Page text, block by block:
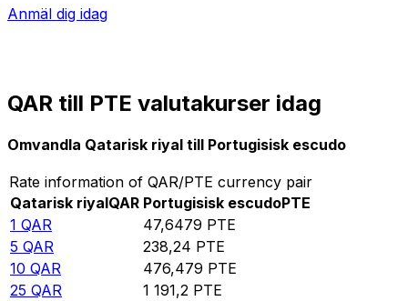
Anmäl dig idag
QAR till PTE valutakurser idag
Omvandla Qatarisk riyal till Portugisisk escudo
Rate information of QAR/PTE currency pair
Qatarisk riyalQAR Portugisisk escudoPTE
1 QAR 47,6479 PTE
5 QAR 238,24 PTE
10 QAR 476,479 PTE
25 QAR 1 191,2 PTE